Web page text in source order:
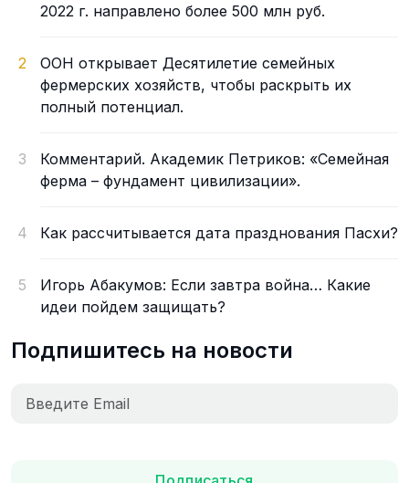
2022 г. направлено более 500 млн руб.
2
ООН открывает Десятилетие семейных
фермерских хозяйств, чтобы раскрыть их
полный потенциал.
3
Комментарий. Академик Петриков: «Семейная
ферма – фундамент цивилизации».
4 Как рассчитывается дата празднования Пасхи?
5
Игорь Абакумов: Если завтра война… Какие
идеи пойдем защищать?
Подпишитесь на новости